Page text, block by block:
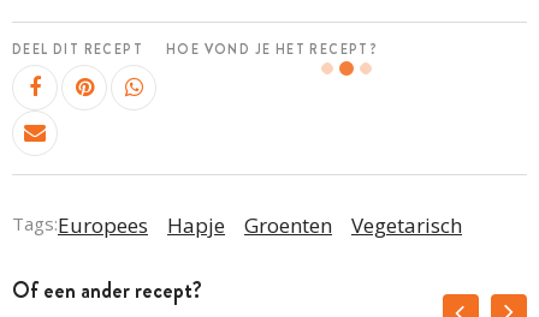
DEEL DIT RECEPT HOE VOND JE HET RECEPT?
Tags:Europees Hapje Groenten Vegetarisch
Of een ander recept?